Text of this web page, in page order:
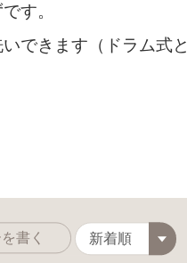
す。
できます（ドラム式と
書く